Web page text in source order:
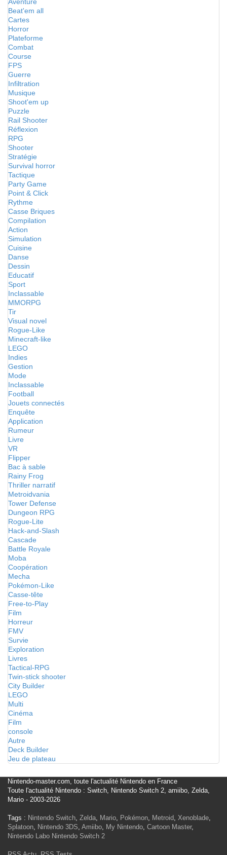
Beat'em all
Cartes
Horror
Plateforme
Combat
Course
FPS
Guerre
Infiltration
Musique
Shoot'em up
Puzzle
Rail Shooter
Réflexion
RPG
Shooter
Stratégie
Survival horror
Tactique
Party Game
Point & Click
Rythme
Casse Briques
Compilation
Action
Simulation
Cuisine
Danse
Dessin
Educatif
Sport
Inclassable
MMORPG
Tir
Visual novel
Rogue-Like
Minecraft-like
LEGO
Indies
Gestion
Mode
Inclassable
Football
Jouets connectés
Enquête
Application
Rumeur
Livre
VR
Flipper
Bac à sable
Rainy Frog
Thriller narratif
Metroidvania
Tower Defense
Dungeon RPG
Rogue-Lite
Hack-and-Slash
Cascade
Battle Royale
Moba
Coopération
Mecha
Pokémon-Like
Casse-tête
Free-to-Play
Film
Horreur
FMV
Survie
Exploration
Livres
Tactical-RPG
Twin-stick shooter
City Builder
LEGO
Multi
Cinéma
Film
console
Autre
Deck Builder
Jeu de plateau
Nintendo-master.com, toute l'actualité Nintendo en France
Toute l'actualité Nintendo : Switch, Nintendo Switch 2, amiibo, Zelda,
Mario - 2003-2026
Tags : Nintendo Switch, Zelda, Mario, Pokémon, Metroid, Xenoblade,
Splatoon, Nintendo 3DS, Amiibo, My Nintendo, Cartoon Master,
Nintendo Labo Nintendo Switch 2